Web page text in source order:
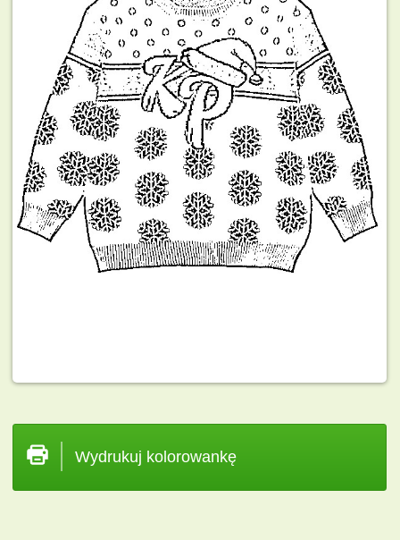
Wydrukuj kolorowankę